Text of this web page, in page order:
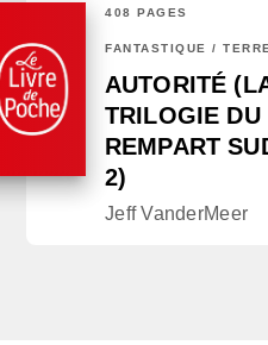
408 PAGES
FANTASTIQUE /
AUTORITÉ
TRILOGIE DU
REMPART
2)
Jeff VanderMeer